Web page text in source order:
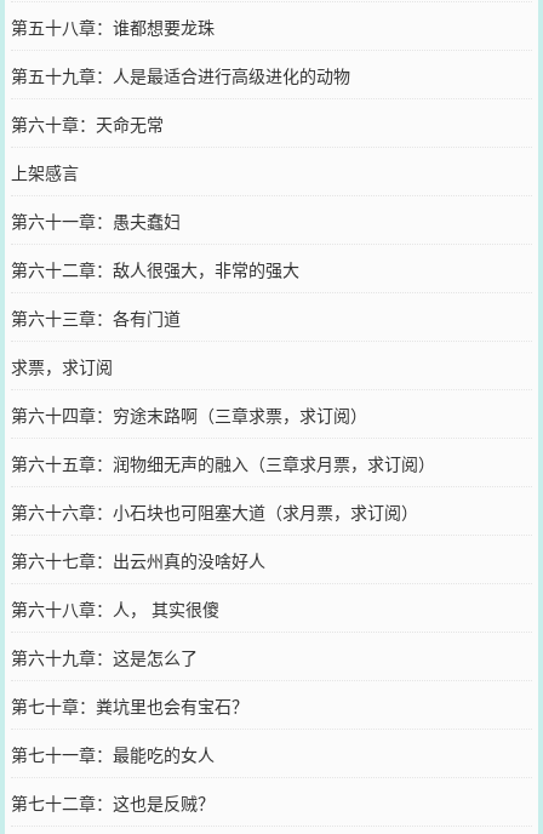
第五十八章：谁都想要龙珠
第五十九章：人是最适合进行高级进化的动物
第六十章：天命无常
上架感言
第六十一章：愚夫蠢妇
第六十二章：敌人很强大，非常的强大
第六十三章：各有门道
求票，求订阅
第六十四章：穷途末路啊（三章求票，求订阅）
第六十五章：润物细无声的融入（三章求月票，求订阅）
第六十六章：小石块也可阻塞大道（求月票，求订阅）
第六十七章：出云州真的没啥好人
第六十八章：人， 其实很傻
第六十九章：这是怎么了
第七十章：粪坑里也会有宝石？
第七十一章：最能吃的女人
第七十二章：这也是反贼？